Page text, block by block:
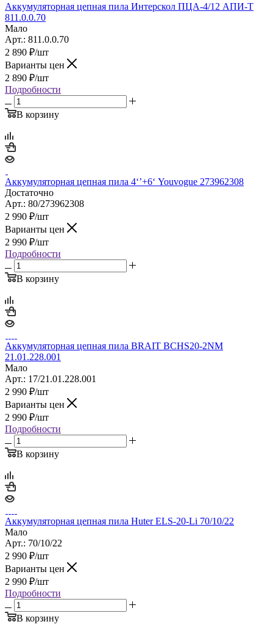
Аккумуляторная цепная пила Интерскол ПЦА-4/12 АПИ-Т
811.0.0.70
Мало
Арт.: 811.0.0.70
2 890 ₽/шт
Варианты цен
2 890 ₽/шт
Подробности
В корзину
Аккумуляторная цепная пила 4‘’+6‘ Youvogue 273962308
Достаточно
Арт.: 80/273962308
2 990 ₽/шт
Варианты цен
2 990 ₽/шт
Подробности
В корзину
Аккумуляторная цепная пила BRAIT BCHS20-2NM
21.01.228.001
Мало
Арт.: 17/21.01.228.001
2 990 ₽/шт
Варианты цен
2 990 ₽/шт
Подробности
В корзину
Аккумуляторная цепная пила Huter ELS-20-Li 70/10/22
Мало
Арт.: 70/10/22
2 990 ₽/шт
Варианты цен
2 990 ₽/шт
Подробности
В корзину